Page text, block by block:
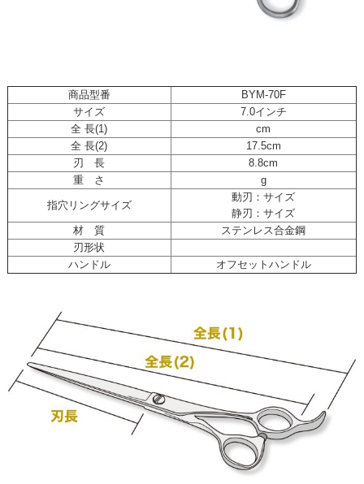
商品型番
BYM-70F
サイズ
7.0インチ
全 長(1)
cm
全 長(2)
17.5cm
刃 長
8.8cm
重 さ
g
指穴リングサイズ
動刃：サイズ
静刃：サイズ
材 質
ステンレス合金鋼
刃形状
ハンドル
オフセットハンドル